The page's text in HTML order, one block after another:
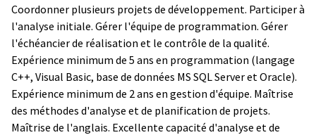
Coordonner plusieurs projets de développement. Participer à
l'analyse initiale. Gérer l'équipe de programmation. Gérer
l'échéancier de réalisation et le contrôle de la qualité.
Expérience minimum de 5 ans en programmation (langage
C++, Visual Basic, base de données MS SQL Server et Oracle).
Expérience minimum de 2 ans en gestion d'équipe. Maîtrise
des méthodes d'analyse et de planification de projets.
Maîtrise de l'anglais. Excellente capacité d'analyse et de